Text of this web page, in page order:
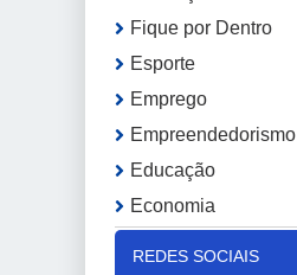
Fique por Dentro
Esporte
Emprego
Empreendedorismo
Educação
Economia
REDES SOCIAIS